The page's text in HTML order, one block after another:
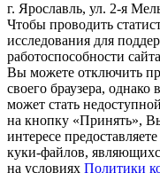
г. Ярославль, ул. 2-я
Чтобы проводить
исследования для
работоспособности
Вы можете отключить
своего браузера, однако
может стать
на кнопку «Принять»,
интересе
куки-файлов,
на условиях Политики